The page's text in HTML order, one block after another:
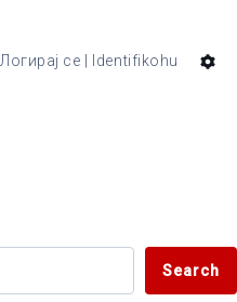
Логирај се | Identifikohu
Search